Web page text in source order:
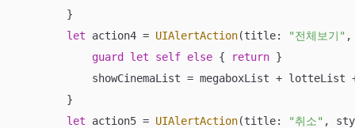
        }
let action4 = UIAlertAction(title: "전체보기" ,
guard
let self else { return }
            showCinemaList
= megaboxList + lotteList
        }
let action5 = UIAlertAction(title: "취소" ,